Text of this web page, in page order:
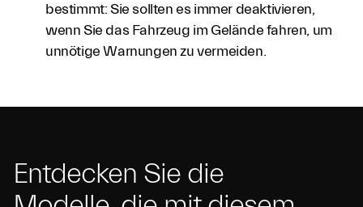
bestimmt: Sie sollten es immer deaktivieren,
wenn Sie das Fahrzeug im Gelände fahren, um
unnötige Warnungen zu vermeiden.
Entdecken Sie die